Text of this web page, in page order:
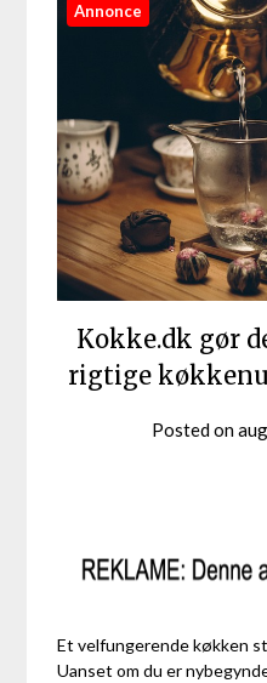
Annonce
Kokke.dk gør
rigtige
Posted on
Et velfungerende køkken
Uanset om du er